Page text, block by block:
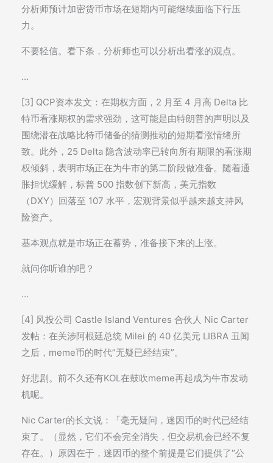
分析师预计加密货币市场在短期内可能继续面临下行压
力。
不要轻信。看下条，分析师也可以分析出看涨的观点。
…
[3] QCP资本发文：在期权方面，2 月至 4 月高 Delta 比
特币看涨期权的需求强劲，这可能是由特朗普的声明以及
围绕潜在战略比特币储备的猜测推动的短期看涨情绪所
致。此外，25 Delta 隐含波动率已转向所有期限的看涨期
权倾斜，表明市场正在为牛市的第二阶段做准备。随着通
胀担忧缓解，标普 500 指数创下新高，美元指数
（DXY）回落至 107 水平，宏观背景似乎越来越支持风
险资产。
基本观点就是市场正在蓄势，准备接下来的上涨。
就问你听谁的吧？
…
[4] 风投公司 Castle Island Ventures 合伙人 Nic Carter
发帖：在关涉阿根廷总统 Milei 的 40 亿美元 LIBRA 丑闻
之后，meme币的时代”无疑已经结束”。
好悲剧。前不久还有KOL在鼓吹meme再起成为牛市发动
机呢。
Nic Carter的长文说：「毫无疑问，迷因币的时代已经结
束了。（显然，它们不会完全消失，但交易机会已经不复
存在。）原因在于，迷因币的整个前提是它们提供了“公